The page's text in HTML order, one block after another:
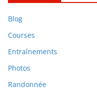
Blog
Courses
Entraînements
Photos
Randonnée